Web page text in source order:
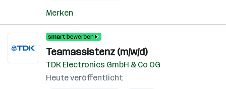
Merken
Teamassistenz (m/w/d)
TDK Electronics GmbH & Co OG
Heute veröffentlicht